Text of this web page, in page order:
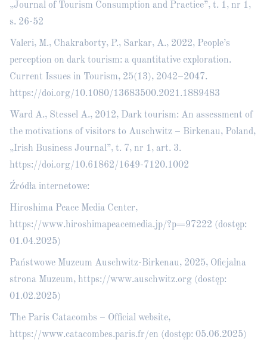
„Journal of Tourism Consumption and Practice”, t. 1, nr 1,
s. 26-52
Valeri, M., Chakraborty, P., Sarkar, A., 2022, People’s
perception on dark tourism: a quantitative exploration.
Current Issues in Tourism, 25(13), 2042–2047.
https://doi.org/10.1080/13683500.2021.1889483
Ward A., Stessel A., 2012, Dark tourism: An assessment of
the motivations of visitors to Auschwitz – Birkenau, Poland,
„Irish Business Journal”, t. 7, nr 1, art. 3.
https://doi.org/10.61862/1649-7120.1002
Źródła internetowe:
Hiroshima Peace Media Center,
https://www.hiroshimapeacemedia.jp/?p=97222 (dostęp:
01.04.2025)
Państwowe Muzeum Auschwitz-Birkenau, 2025, Oficjalna
strona Muzeum, https://www.auschwitz.org (dostęp:
01.02.2025)
The Paris Catacombs – Official website,
https://www.catacombes.paris.fr/en (dostęp: 05.06.2025)